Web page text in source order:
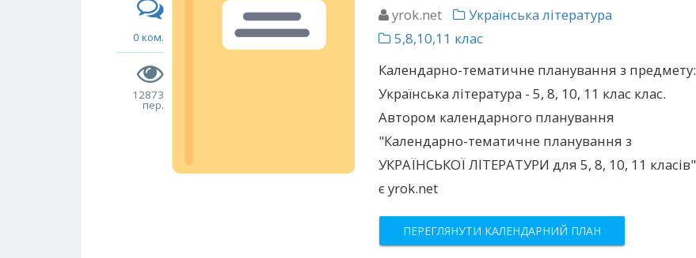
0 ком.
12873
пер.
yrok.net
Українська література
5,8,10,11 клас
Календарно-тематичне планування з предмету:
Українська література - 5, 8, 10, 11 клас клас.
Автором календарного планування
"Календарно-тематичне планування з
УКРАЇНСЬКОЇ ЛІТЕРАТУРИ для 5, 8, 10, 11 класів"
є yrok.net
ПЕРЕГЛЯНУТИ КАЛЕНДАРНИЙ ПЛАН